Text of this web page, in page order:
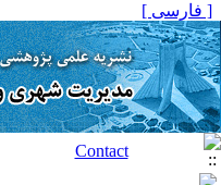
[ فارسی ]
Contact